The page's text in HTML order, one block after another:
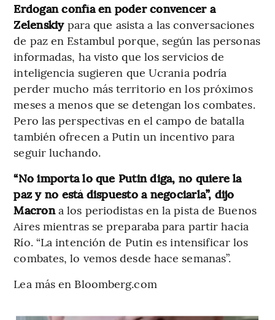
Erdogan confía en poder convencer a
Zelenskiy para que asista a las conversaciones
de paz en Estambul porque, según las personas
informadas, ha visto que los servicios de
inteligencia sugieren que Ucrania podría
perder mucho más territorio en los próximos
meses a menos que se detengan los combates.
Pero las perspectivas en el campo de batalla
también ofrecen a Putin un incentivo para
seguir luchando.
“No importa lo que Putin diga, no quiere la
paz y no está dispuesto a negociarla”, dijo
Macrona los periodistas en la pista de Buenos
Aires mientras se preparaba para partir hacia
Río. “La intención de Putin es intensificar los
combates, lo vemos desde hace semanas”.
Lea más en Bloomberg.com